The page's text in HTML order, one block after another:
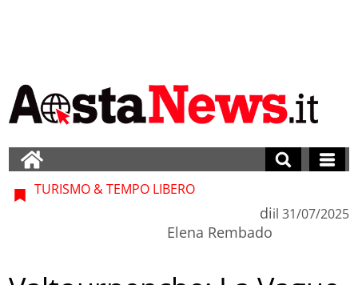
TURISMO & TEMPO LIBERO
di
Elena Rembado
il 31/07/2025